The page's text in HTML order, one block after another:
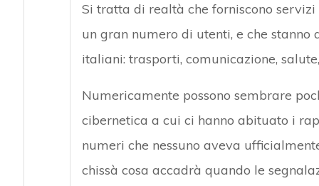
Si tratta di realtà che forniscono
un gran numero di utenti, e che
italiani: trasporti, comunicazione,
Numericamente possono sembrare
cibernetica a cui ci hanno abituato i
numeri che nessuno aveva
chissà cosa accadrà quando le